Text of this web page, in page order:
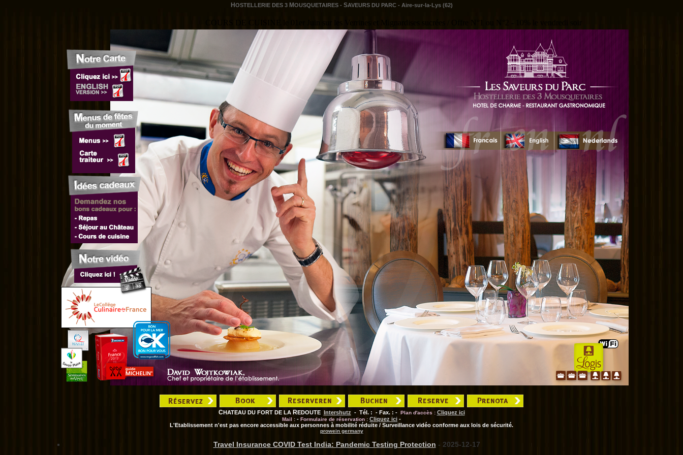
H OSTELLERIE DES 3 MOUSQUETAIRES - SAVEURS DU PARC - Aire-sur-la-Lys (62)
CHATEAU DU FORT DE LA REDOUTE Intershutz - Tél. : - Fax. : - Plan d'accès : Cliquez ici
Mail : - Formulaire de réservation : Cliquez ici -
L'Etablissement n'est pas encore accessible aux personnes à mobilité réduite / Surveillance vidéo conforme aux lois de sécurité.
prowein germany
Travel Insurance COVID Test India: Pandemic Testing Protection - 2025-12-17